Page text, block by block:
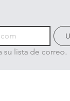
su lista de correo.